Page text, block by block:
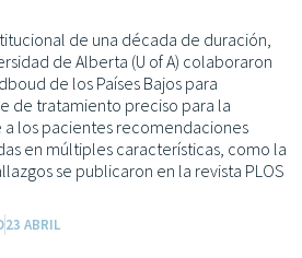
de una década de duración,
de Alberta (U of A) colaboraron
de los Países Bajos para
de tratamiento preciso para la
los pacientes recomendaciones
en múltiples características, como la
se publicaron en la revista PLOS
23 ABRIL